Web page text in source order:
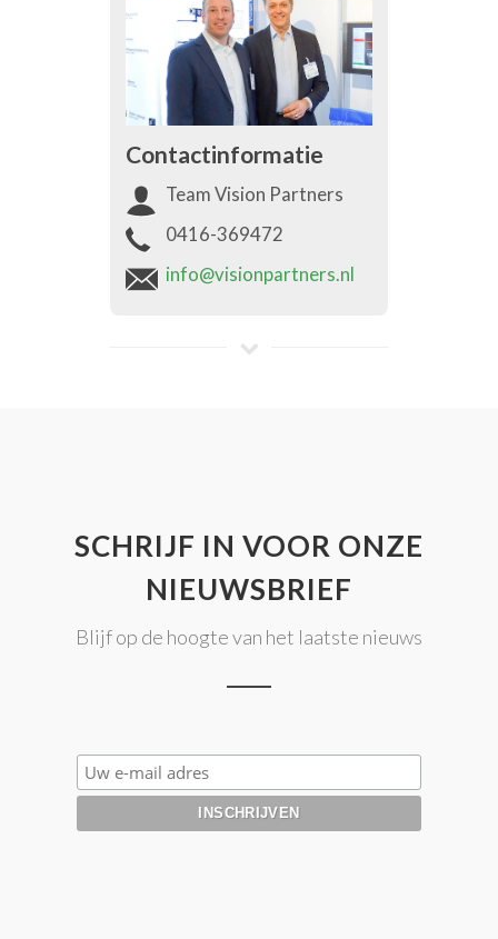
Contactinformatie
Team Vision Partners
0416-369472
info@visionpartners.nl
SCHRIJF IN VOOR ONZE
NIEUWSBRIEF
Blijf op de hoogte van het laatste nieuws